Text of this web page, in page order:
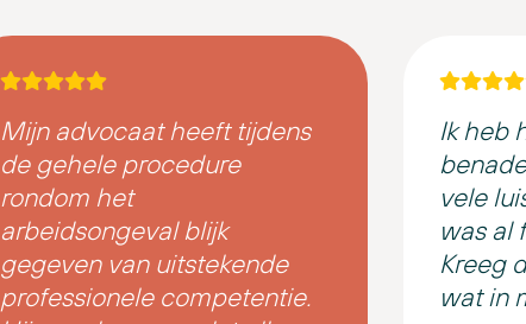
Mijn advocaat heeft tijdens
de gehele procedure
rondom het
arbeidsongeval blijk
gegeven van uitstekende
professionele competentie.
Ik heb
vele
was al
Kreeg
wat in